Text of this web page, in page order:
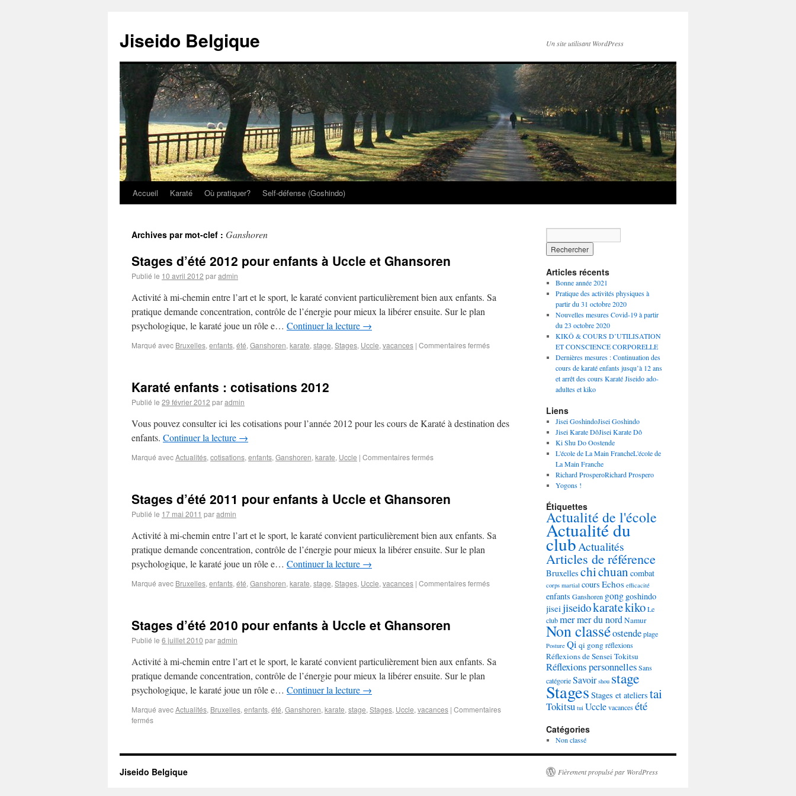
Jiseido Belgique Un site utilisant WordPress
Accueil Karaté Où pratiquer? Self-défense (Goshindo)
Archives par mot-clef : Ganshoren
Stages d’été 2012 pour enfants à Uccle et Ghansoren
Publié le 10 avril 2012 paradmin
Activité à mi-chemin entre l’art et le sport, le karaté convient particulièrement bien aux enfants. Sa
pratique demande concentration, contrôle de l’énergie pour mieux la libérer ensuite. Sur le plan
psychologique, le karaté joue un rôle e… Continuer la lecture →
Marqué avec Bruxelles, enfants, été, Ganshoren, karate, stage, Stages, Uccle, vacances | Commentaires fermés
Karaté enfants : cotisations 2012
Publié le 29 février 2012 paradmin
Vous pouvez consulter ici les cotisations pour l’année 2012 pour les cours de Karaté à destination des
enfants. Continuer la lecture →
Marqué avecActualités, cotisations, enfants, Ganshoren, karate, Uccle | Commentaires fermés
Stages d’été 2011 pour enfants à Uccle et Ghansoren
Publié le 17 mai 2011 paradmin
Activité à mi-chemin entre l’art et le sport, le karaté convient particulièrement bien aux enfants. Sa
pratique demande concentration, contrôle de l’énergie pour mieux la libérer ensuite. Sur le plan
psychologique, le karaté joue un rôle e… Continuer la lecture →
Marqué avec Bruxelles, enfants, été, Ganshoren, karate, stage, Stages, Uccle, vacances | Commentaires fermés
Stages d’été 2010 pour enfants à Uccle et Ghansoren
Publié le 6 juillet 2010 paradmin
Activité à mi-chemin entre l’art et le sport, le karaté convient particulièrement bien aux enfants. Sa
pratique demande concentration, contrôle de l’énergie pour mieux la libérer ensuite. Sur le plan
psychologique, le karaté joue un rôle e… Continuer la lecture →
Marqué avecActualités, Bruxelles, enfants, été, Ganshoren, karate, stage, Stages, Uccle, vacances | Commentaires
fermés
Articles récents
Bonne année 2021
Pratique des activités physiques à
partir du 31 octobre 2020
Nouvelles mesures Covid-19 à partir
du 23 octobre 2020
KIKÔ & COURS D’UTILISATION
ET CONSCIENCE CORPORELLE
Dernières mesures : Continuation des
cours de karaté enfants jusqu’à 12 ans
et arrêt des cours Karaté Jiseido ado-
adultes et kiko
Liens
Jisei GoshindoJisei Goshindo
Jisei Karate DôJisei Karate Dô
Ki Shu Do Oostende
L'école de La Main FrancheL'école de
La Main Franche
Richard ProsperoRichard Prospero
Yogons !
Étiquettes
Actualité de l'école
Actualité du
clubActualités
Articles de référence
Bruxelles chichuan combat
corps martial cours Echos efficacité
enfants Ganshoren gong goshindo
jiseijiseidokaratekikoLe
clubmermer du nord Namur
Non classéostendeplage
Posture Qi qi gongréflexions
Réflexions de Sensei Tokitsu
Réflexions personnellesSans
catégorieSavoir shou stage
Stages Stages et ateliers tai
Tokitsu tui Ucclevacancesété
Catégories
Non classé
Jiseido Belgique Fièrement propulsé par WordPress